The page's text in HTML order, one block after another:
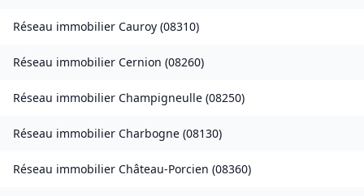
Réseau immobilier Cauroy (08310)
Réseau immobilier Cernion (08260)
Réseau immobilier Champigneulle (08250)
Réseau immobilier Charbogne (08130)
Réseau immobilier Château-Porcien (08360)